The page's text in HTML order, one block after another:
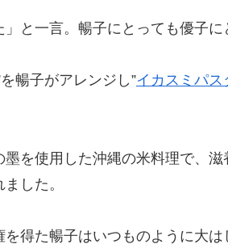
と一言。暢子にとっても優子に
暢子がアレンジし”イカスミパス
を使用した沖縄の米料理で、
した。
を得た暢子はいつものように大は